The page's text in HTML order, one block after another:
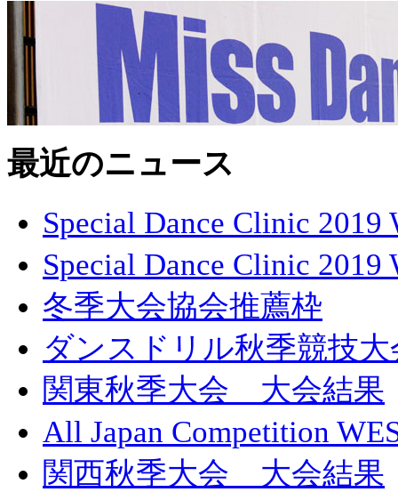
最近のニュース
Special Dance Clinic
Special Dance Clinic
冬季大会協会推薦枠
ダンスドリル秋季競技
関東秋季大会 大会結果
All Japan Competition
関西秋季大会 大会結果